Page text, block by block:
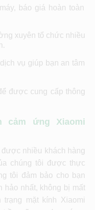
báo giá hoàn toàn
xuyên tổ chức nhiều
vụ giúp bạn an tâm
được cung cấp thông
cảm ứng Xiaomi
nhiều khách hàng
chúng tôi được thực
tôi đảm bảo cho bạn
hảo nhất, không bị mất
mặt kính Xiaomi